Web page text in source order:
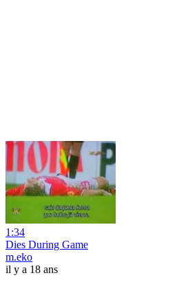
1:34
Dies During Game
m.eko
il y a 18 ans